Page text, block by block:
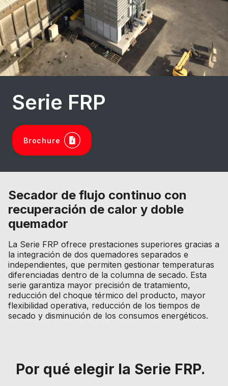
Serie FRP
Brochure
Secador de flujo continuo con
recuperación de calor y doble
quemador
La Serie FRP ofrece prestaciones superiores gracias a
la integración de dos quemadores separados e
independientes, que permiten gestionar temperaturas
diferenciadas dentro de la columna de secado. Esta
serie garantiza mayor precisión de tratamiento,
reducción del choque térmico del producto, mayor
flexibilidad operativa, reducción de los tiempos de
secado y disminución de los consumos energéticos.
Por qué elegir la Serie FRP.